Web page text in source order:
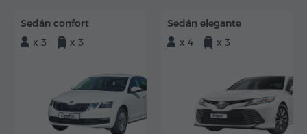
Sedán confort
x 3
x 3
Sedán elegante
x 4
x 3